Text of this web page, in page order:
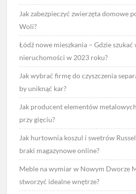
Jak zabezpieczyć zwierzęta domowe
Woli?
Łódź nowe mieszkania – Gdzie
nieruchomości w 2023 roku?
Jak wybrać firmę do czyszczenia
by uniknąć kar?
Jak producent elementów
przy gięciu?
Jak hurtownia koszul i swetrów
braki magazynowe online?
Meble na wymiar w Nowym Dworze
stworzyć idealne wnętrze?